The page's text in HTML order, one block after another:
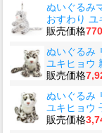
ぬいぐるみ
おすわり ユ
販売価格
ぬいぐるみ
ユキヒョウ
販売価格
ぬいぐるみ
ユキヒョウ
販売価格